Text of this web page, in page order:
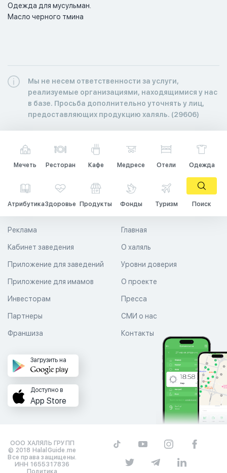
Одежда для мусульман.
Масло черного тмина
Мы не несем ответственности за услуги,
реализуемые организациями, находящимися у нас
в базе. Просьба дополнительно уточнять у лиц,
предоставляющих продукцию халяль. (29606)
Мечеть Ресторан Кафе Медресе Отели Одежда
АтрибутикаЗдоровье Продукты Фонды Туризм Поиск
Главная
О халяль
Уровни доверия
Реклама
Кабинет заведения
Приложение для заведений
Приложение для имамов О проекте
Пресса
СМИ о нас
Контакты
Инвесторам
Партнеры
Франшиза
Загрузить на
Доступно в
App Store
ООО ХАЛЯЛЬ ГРУПП
© 2018 HalalGuide.me
Все права защищены.
ИНН 1655317836
Политика